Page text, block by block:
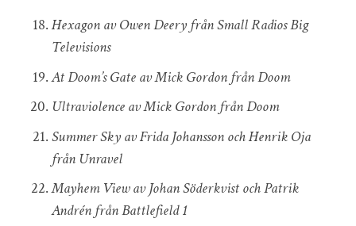
Hexagon av Owen Deery från Small Radios Big
Televisions
At Doom’s Gate av Mick Gordon från Doom
Ultraviolence av Mick Gordon från Doom
Summer Sky av Frida Johansson och Henrik Oja
från Unravel
Mayhem View av Johan Söderkvist och Patrik
Andrén från Battlefield 1